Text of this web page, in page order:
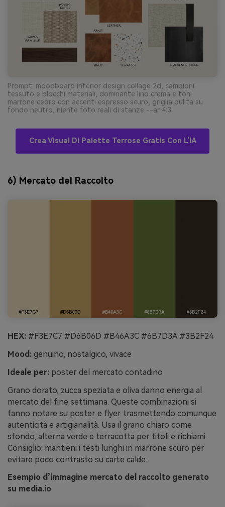
Prompt: moodboard interior design collage 2d, campioni
tessuto e blocchi materiali, dominante lino crema e toni
marrone cedro con accenti espresso scuro, griglia pulita su
fondo neutro, niente foto reali di stanze --ar 4:3
Crea Visual Di Palette Terrose Gratis Con L’IA
6) Mercato del Raccolto
HEX: #F3E7C7 #D6B06D #B46A3C #6B7D3A #3B2F24
Mood: genuino, nostalgico, vivace
Ideale per: poster del mercato contadino
Grano dorato, zucca speziata e oliva danno energia al
mercato del fine settimana. Queste combinazioni si
fanno notare su poster e flyer trasmettendo comunque
autenticità e artigianalità. Usa il grano chiaro come
sfondo, alterna verde e terracotta per titoli e richiami.
Consiglio: mantieni i testi lunghi in marrone scuro per
evitare poco contrasto su carte calde.
Esempio d’immagine mercato del raccolto generato
su media.io